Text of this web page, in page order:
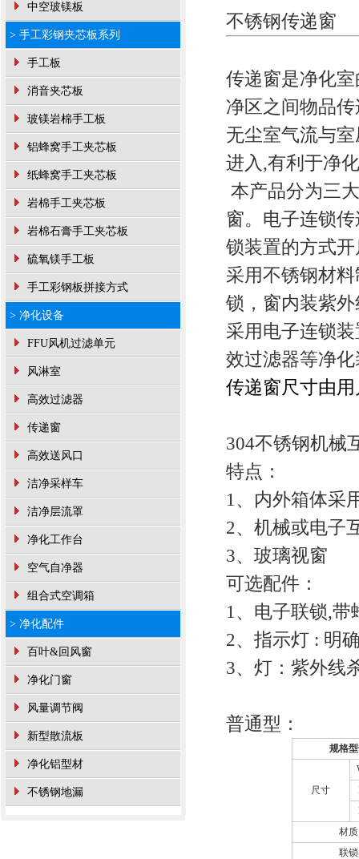
中空玻镁板
> 手工彩钢夹芯板系列
手工板
消音夹芯板
玻镁岩棉手工板
铝蜂窝手工夹芯板
纸蜂窝手工夹芯板
岩棉手工夹芯板
岩棉石膏手工夹芯板
硫氧镁手工板
手工彩钢板拼接方式
> 净化设备
FFU风机过滤单元
风淋室
高效过滤器
传递窗
高效送风口
洁净采样车
洁净层流罩
净化工作台
空气自净器
组合式空调箱
> 净化配件
百叶&回风窗
净化门窗
风量调节阀
新型散流板
净化铝型材
不锈钢地漏
不锈钢传递窗
传递窗是净化
净区之间物品
无尘室气流与
进入,有利于净
本产品分为三
窗。电子连锁
锁装置的方式
采用不锈钢材
锁，窗内装紫
采用电子连锁
效过滤器等净
传递窗尺寸由
304不锈钢机械
特点：
1、内外箱体采
2、机械或电子
3、玻璃视窗
可选配件：
1、电子联锁,带
2、指示灯 : 明
3、灯：紫外线
普通型：
规格
尺寸
材质
联锁